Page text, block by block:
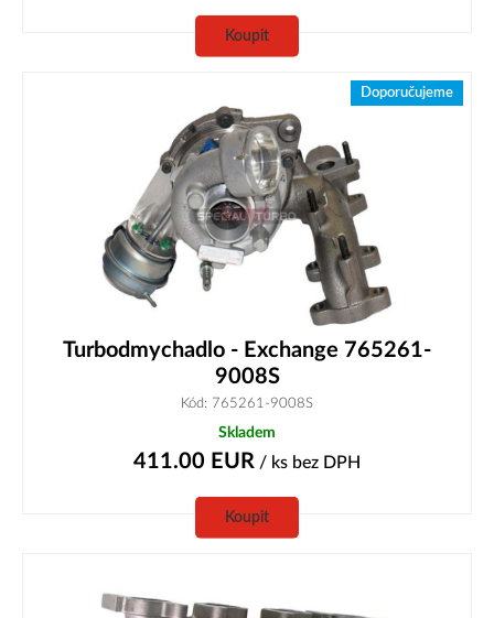
Koupit
Doporučujeme
Turbodmychadlo - Exchange 765261-
9008S
Kód: 765261-9008S
Skladem
411.00 EUR / ks bez DPH
Koupit